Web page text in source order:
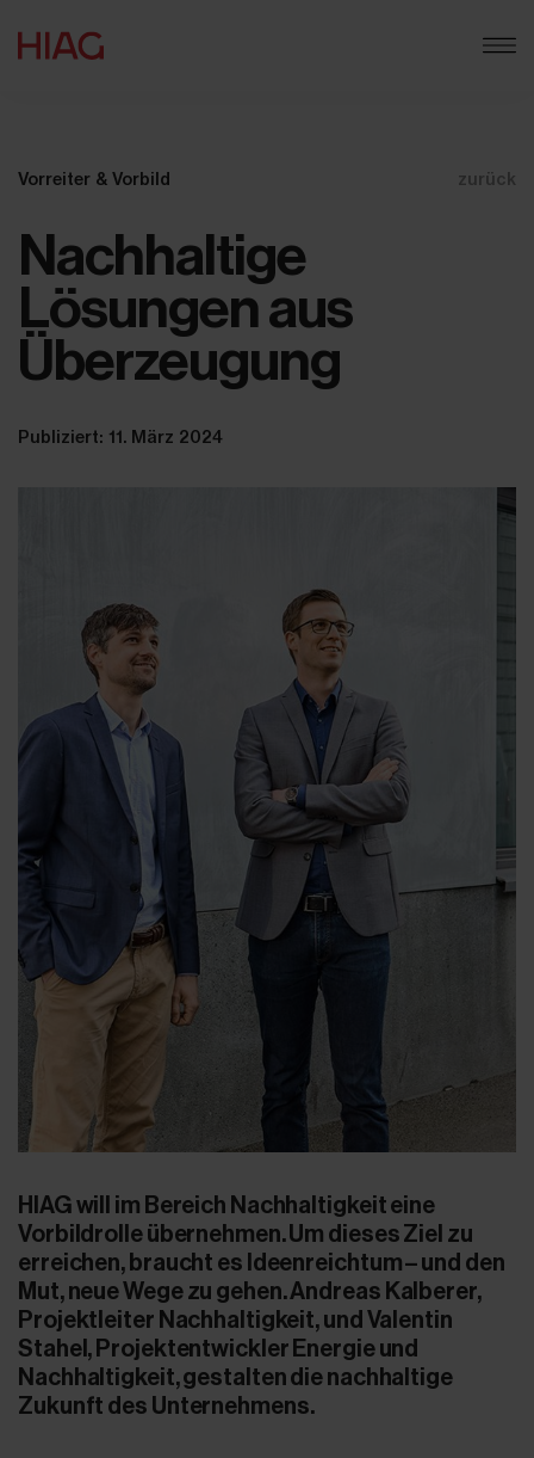
Vorreiter & Vorbild zurück
Nachhaltige
Lösungen aus
Überzeugung
Publiziert: 11. März 2024
HIAG will im Bereich Nachhaltigkeit eine
Vorbildrolle übernehmen. Um dieses Ziel zu
erreichen, braucht es Ideenreichtum – und den
Mut, neue Wege zu gehen. Andreas Kalberer,
Projektleiter Nachhaltigkeit, und Valentin
Stahel, Projektentwickler Energie und
Nachhaltigkeit, gestalten die nachhaltige
Zukunft des Unternehmens.